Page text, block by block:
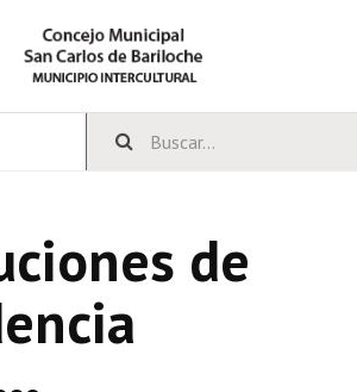
de